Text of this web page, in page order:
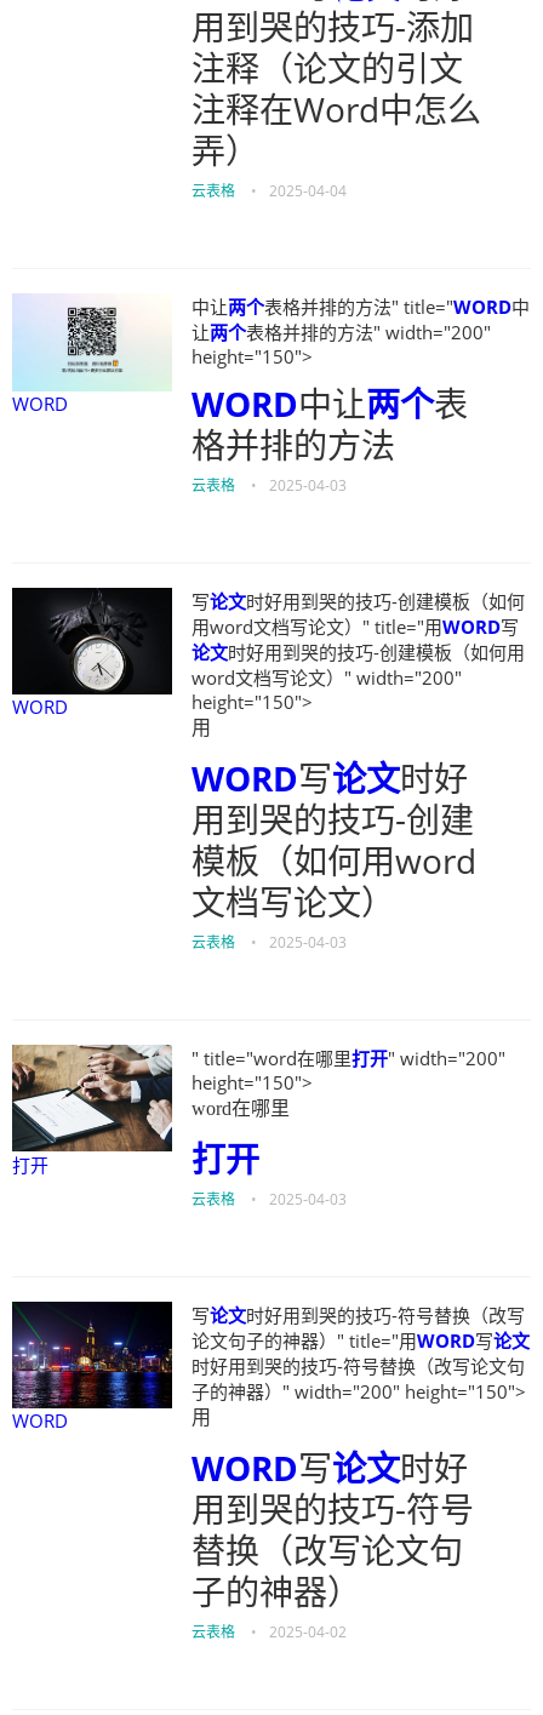
用到哭的技巧-添加
注释（论文的引文
注释在Word中怎么
弄）
云表格 • 2025-04-04
WORD
中让两个表格并排的方法" title="WORD中
让两个表格并排的方法" width="200"
height="150">
WORD中让两个表
格并排的方法
云表格 • 2025-04-03
WORD
写论文时好用到哭的技巧-创建模板（如何
用word文档写论文）" title="用WORD写
论文时好用到哭的技巧-创建模板（如何用
word文档写论文）" width="200"
height="150">
用
WORD写论文时好
用到哭的技巧-创建
模板（如何用word
文档写论文）
云表格 • 2025-04-03
打开
" title="word在哪里打开" width="200"
height="150">
word在哪里
打开
云表格 • 2025-04-03
WORD
写论文时好用到哭的技巧-符号替换（改写
论文句子的神器）" title="用WORD写论文
时好用到哭的技巧-符号替换（改写论文句
子的神器）" width="200" height="150">
用
WORD写论文时好
用到哭的技巧-符号
替换（改写论文句
子的神器）
云表格 • 2025-04-02